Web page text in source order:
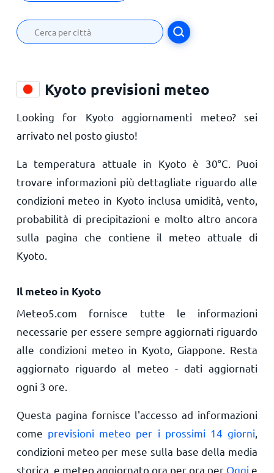
Kyoto previsioni meteo
Looking for Kyoto aggiornamenti meteo? sei
arrivato nel posto giusto!
La temperatura attuale in Kyoto è 30°C . Puoi
trovare informazioni più dettagliate riguardo alle
condizioni meteo in Kyoto inclusa umidità, vento,
probabilità di precipitazioni e molto altro ancora
sulla pagina che contiene il meteo attuale di
Kyoto.
Il meteo in Kyoto
Meteo5.com fornisce tutte le informazioni
necessarie per essere sempre aggiornati riguardo
alle condizioni meteo in Kyoto, Giappone. Resta
aggiornato riguardo al meteo - dati aggiornati
ogni 3 ore.
Questa pagina fornisce l'accesso ad informazioni
come previsioni meteo per i prossimi 14 giorni
condizioni meteo per mese sulla base della media
storica, e meteo aggiornato ora per ora per Oggi e